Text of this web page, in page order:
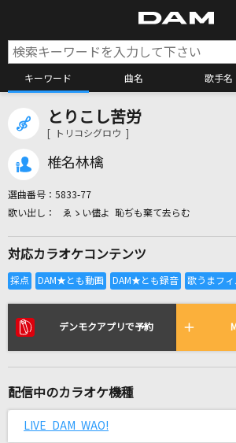
キーワード 曲名 歌手名
カラオケ検索
全国りれき
リアルタイムで歌われている
紫陽花
とりこし苦労
[ トリコシグロウ ]
椎名林檎
選曲番号： 5833-77
ゑゝい儘よ 恥ぢも棄て去らむ
対応カラオケコンテンツ
デンモクアプリで予約
配信中のカラオケ機種
LIVE DAM WAO!